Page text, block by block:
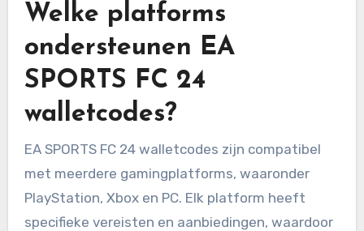
Welke platforms
ondersteunen EA
SPORTS FC 24
walletcodes?
EA SPORTS FC 24 walletcodes zijn compatibel
met meerdere gamingplatforms, waaronder
PlayStation, Xbox en PC. Elk platform heeft
specifieke vereisten en aanbiedingen, waardoor